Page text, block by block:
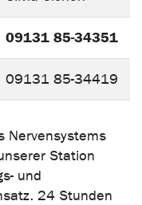
09131 85-34351
09131 85-34419
Nervensystems
Station
und
24 Stunden